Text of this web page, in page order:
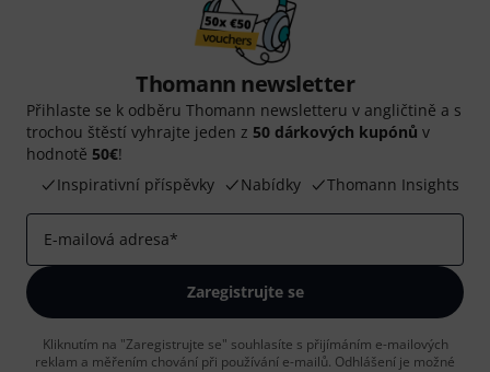
Thomann newsletter
Přihlaste se k odběru Thomann newsletteru v angličtině a s
trochou štěstí vyhrajte jeden z 50 dárkových kupónů v
hodnotě 50€!
Inspirativní příspěvky
Nabídky Thomann Insights
E-mailová adresa*
Zaregistrujte se
Kliknutím na "Zaregistrujte se" souhlasíte s přijímáním e-mailových
reklam a měřením chování při používání e-mailů. Odhlášení je možné